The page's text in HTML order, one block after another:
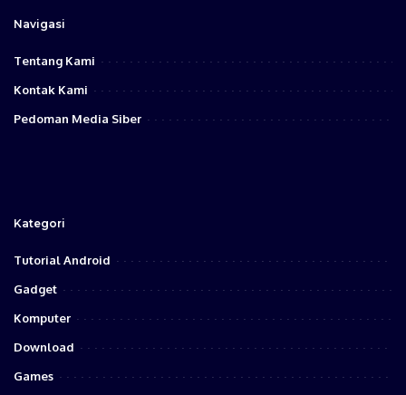
Navigasi
Tentang Kami
Kontak Kami
Pedoman Media Siber
Kategori
Tutorial Android
Gadget
Komputer
Download
Games